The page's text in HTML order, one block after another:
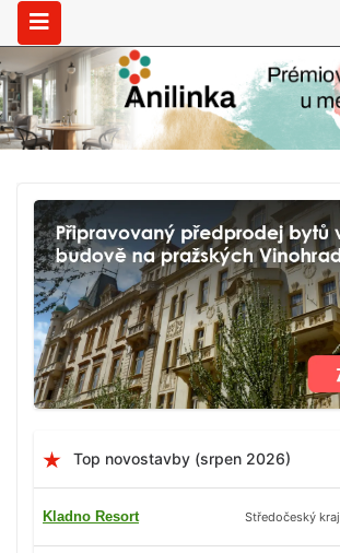
Top novostavby (srpen 2026)
Kladno Resort Středočeský kraj